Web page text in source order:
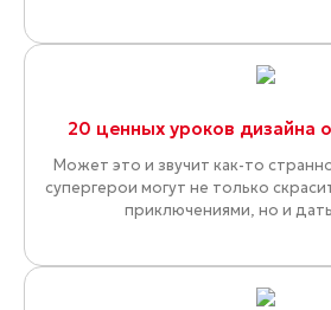
20 ценных уроков дизайна
Может это и звучит как-то
супергерои могут не только
приключениями, но и